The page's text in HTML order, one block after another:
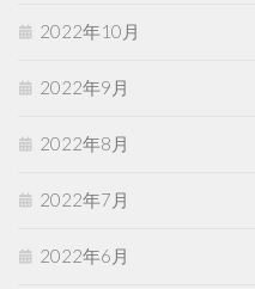
2022年10月
2022年9月
2022年8月
2022年7月
2022年6月